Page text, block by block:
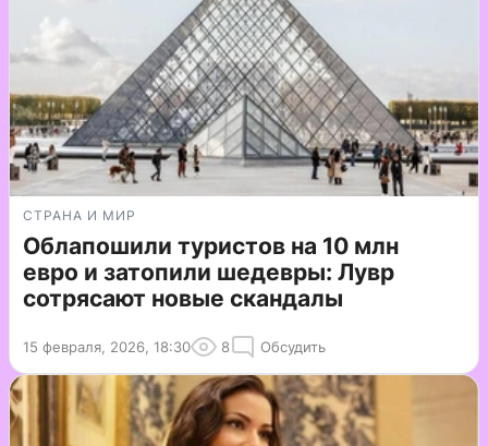
СТРАНА И МИР
Облапошили туристов на 10 млн
евро и затопили шедевры: Лувр
сотрясают новые скандалы
15 февраля, 2026, 18:30 8 Обсудить